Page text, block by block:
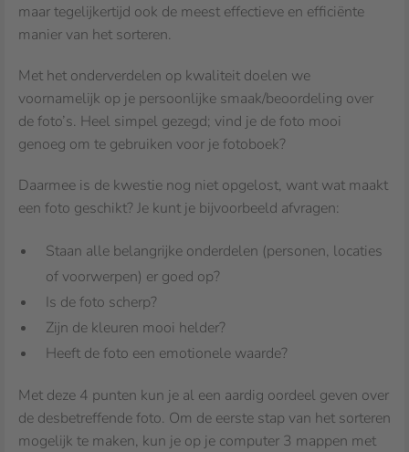
maar tegelijkertijd ook de meest effectieve en efficiënte
manier van het sorteren.
Met het onderverdelen op kwaliteit doelen we
voornamelijk op je persoonlijke smaak/beoordeling over
de foto’s. Heel simpel gezegd; vind je de foto mooi
genoeg om te gebruiken voor je fotoboek?
Daarmee is de kwestie nog niet opgelost, want wat maakt
een foto geschikt? Je kunt je bijvoorbeeld afvragen:
Staan alle belangrijke onderdelen (personen, locaties
of voorwerpen) er goed op?
Is de foto scherp?
Zijn de kleuren mooi helder?
Heeft de foto een emotionele waarde?
Met deze 4 punten kun je al een aardig oordeel geven over
de desbetreffende foto. Om de eerste stap van het sorteren
mogelijk te maken, kun je op je computer 3 mappen met